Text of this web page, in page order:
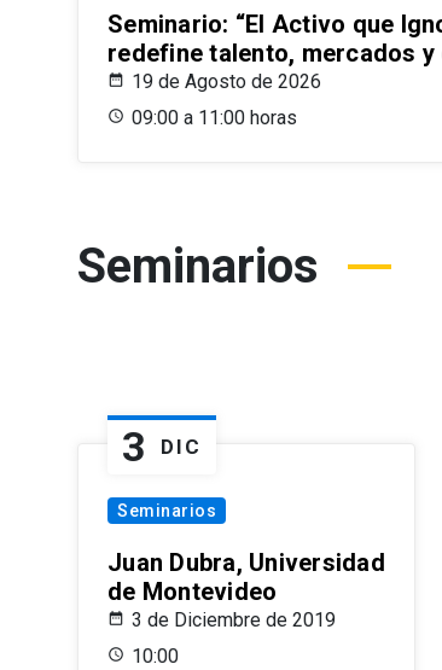
Seminario: “El Activo que
redefine talento, mercados y
19 de Agosto de 2026
09:00 a 11:00 horas
Seminarios
3 DIC
Seminarios
Juan Dubra, Universidad
de Montevideo
3 de Diciembre de 2019
10:00